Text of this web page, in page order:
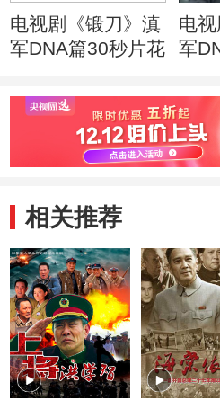
电视剧《锻刀》滇
军DNA篇30秒片花
电
军
相关推荐